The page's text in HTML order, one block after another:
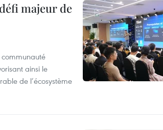
majeur de
ainsi le
de l’écosystème